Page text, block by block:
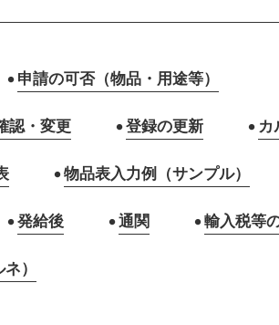
申請の可否（物品・用途等）
認・変更 登録の更新 カ
物品表入力例（サンプル）
発給後 通関 輸入税等
）